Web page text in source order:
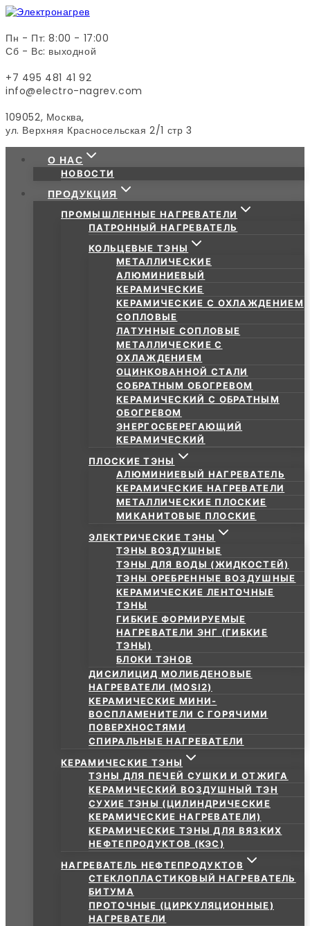
Skip
content
Пн - Пт: 8:00 - 17:00
Сб - Вс: выходной
+7 495 481 41 92
info@electro-nagrev.com
109052, Москва,
ул. Верхняя Красносельская 2/1 стр 3
О НАС
НОВОСТИ
ПРОДУКЦИЯ
ПРОМЫШЛЕННЫЕ НАГРЕВАТЕЛИ
ПАТРОННЫЙ НАГРЕВАТЕЛЬ
КОЛЬЦЕВЫЕ ТЭНЫ
МЕТАЛЛИЧЕСКИЕ
АЛЮМИНИЕВЫЙ
КЕРАМИЧЕСКИЕ
КЕРАМИЧЕСКИЕ С ОХЛАЖДЕНИЕМ
СОПЛОВЫЕ
ЛАТУННЫЕ СОПЛОВЫЕ
МЕТАЛЛИЧЕСКИЕ С
ОХЛАЖДЕНИЕМ
ОЦИНКОВАННОЙ СТАЛИ
СОБРАТНЫМ ОБОГРЕВОМ
КЕРАМИЧЕСКИЙ С ОБРАТНЫМ
ОБОГРЕВОМ
ЭНЕРГОСБЕРЕГАЮЩИЙ
КЕРАМИЧЕСКИЙ
ПЛОСКИЕ ТЭНЫ
АЛЮМИНИЕВЫЙ НАГРЕВАТЕЛЬ
КЕРАМИЧЕСКИЕ НАГРЕВАТЕЛИ
МЕТАЛЛИЧЕСКИЕ ПЛОСКИЕ
МИКАНИТОВЫЕ ПЛОСКИЕ
ЭЛЕКТРИЧЕСКИЕ ТЭНЫ
ТЭНЫ ВОЗДУШНЫЕ
ТЭНЫ ДЛЯ ВОДЫ (ЖИДКОСТЕЙ)
ТЭНЫ ОРЕБРЕННЫЕ ВОЗДУШНЫЕ
КЕРАМИЧЕСКИЕ ЛЕНТОЧНЫЕ
ТЭНЫ
ГИБКИЕ ФОРМИРУЕМЫЕ
НАГРЕВАТЕЛИ ЭНГ (ГИБКИЕ
ТЭНЫ)
БЛОКИ ТЭНОВ
ДИСИЛИЦИД МОЛИБДЕНОВЫЕ
НАГРЕВАТЕЛИ (MOSI2)
КЕРАМИЧЕСКИЕ МИНИ-
ВОСПЛАМЕНИТЕЛИ С ГОРЯЧИМИ
ПОВЕРХНОСТЯМИ
СПИРАЛЬНЫЕ НАГРЕВАТЕЛИ
КЕРАМИЧЕСКИЕ ТЭНЫ
ТЭНЫ ДЛЯ ПЕЧЕЙ СУШКИ И ОТЖИГА
КЕРАМИЧЕСКИЙ ВОЗДУШНЫЙ ТЭН
СУХИЕ ТЭНЫ (ЦИЛИНДРИЧЕСКИЕ
КЕРАМИЧЕСКИЕ НАГРЕВАТЕЛИ)
КЕРАМИЧЕСКИЕ ТЭНЫ ДЛЯ ВЯЗКИХ
НЕФТЕПРОДУКТОВ (КЭС)
НАГРЕВАТЕЛЬ НЕФТЕПРОДУКТОВ
СТЕКЛОПЛАСТИКОВЫЙ НАГРЕВАТЕЛЬ
БИТУМА
ПРОТОЧНЫЕ (ЦИРКУЛЯЦИОННЫЕ)
НАГРЕВАТЕЛИ